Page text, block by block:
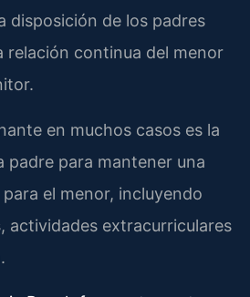
disposición de los padres
relación continua del menor
en muchos casos es la
padre para mantener una
el menor, incluyendo
actividades extracurriculares